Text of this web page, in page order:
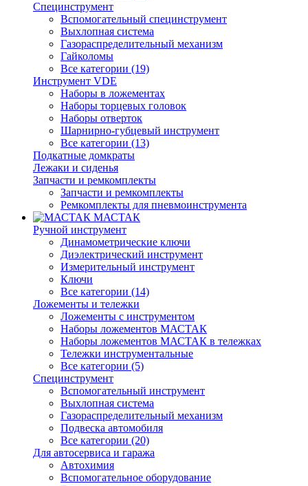
Специнструмент
Вспомогательный специнструмент
Выхлопная система
Газораспределительный механизм
Гайколомы
Все категории (19)
Инструмент VDE
Наборы в ложементах
Наборы торцевых головок
Наборы отверток
Шарнирно-губцевый инструмент
Все категории (13)
Подкатные домкраты
Лежаки и сиденья
Запчасти и ремкомплекты
Запчасти и ремкомплекты
Ремкомплекты для пневмоинструмента
МАСТАК
Ручной инструмент
Динамометрические ключи
Диэлектрический инструмент
Измерительный инструмент
Ключи
Все категории (14)
Ложементы и тележки
Ложементы с инструментом
Наборы ложементов МАСТАК
Наборы ложементов МАСТАК в тележках
Тележки инструментальные
Все категории (5)
Специнструмент
Вспомогательный инструмент
Выхлопная система
Газораспределительный механизм
Подвеска автомобиля
Все категории (20)
Для автосервиса и гаража
Автохимия
Вспомогательное оборудование